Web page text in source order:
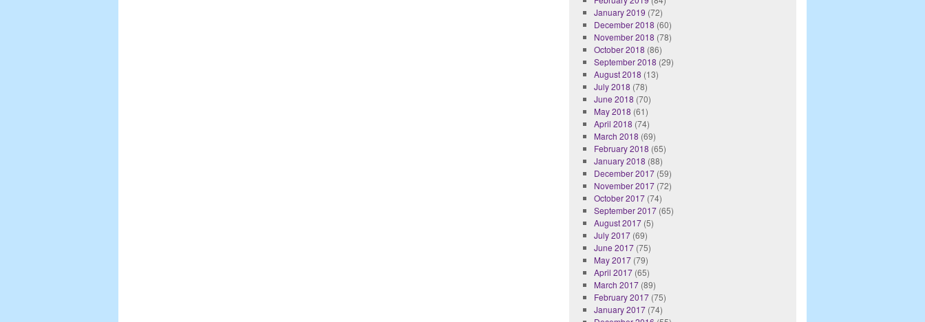
January 2019 (72)
December 2018 (60)
November 2018 (78)
October 2018 (86)
September 2018 (29)
August 2018 (13)
July 2018 (78)
June 2018 (70)
May 2018 (61)
April 2018 (74)
March 2018 (69)
February 2018 (65)
January 2018 (88)
December 2017(59)
November 2017(72)
October 2017(74)
September 2017(65)
August 2017(5)
July 2017(69)
June 2017(75)
May 2017(79)
April 2017(65)
March 2017(89)
February 2017(75)
January 2017(74)